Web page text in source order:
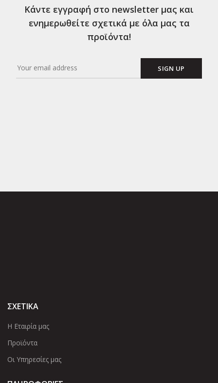
Κάντε εγγραφή στο newsletter μας και
ενημερωθείτε σχετικά με όλα μας τα
προϊόντα!
ΣΧΕΤΙΚΑ
Η Εταιρία μας
Προϊόντα
Οι Υπηρεσίες μας